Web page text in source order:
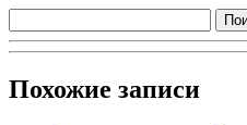
Похожие записи